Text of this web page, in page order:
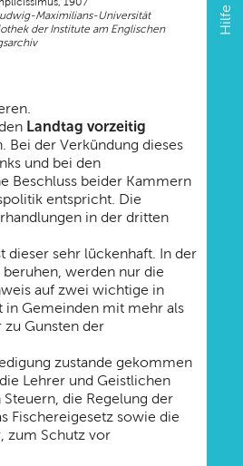
Hilfe
Maximilians-Universität
der Institute am Englischen
Landtag vorzeitig
Bei der Verkündung dieses
und bei den
Beschluss beider Kammern
entspricht. Die
in der dritten
dieser sehr lückenhaft. In der
werden nur die
auf zwei wichtige in
in Gemeinden mit mehr als
Gunsten der
zustande gekommen
Lehrer und Geistlichen
die Regelung der
Fischereigesetz sowie die
zum Schutz vor